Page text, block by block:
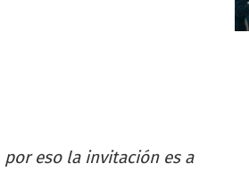
por eso la invitación es a